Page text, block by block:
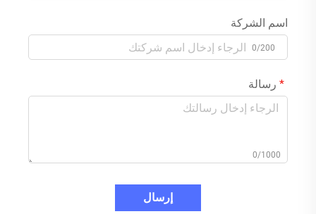
اسم الشركة
0/200
رسالة
0/1000
إرسال